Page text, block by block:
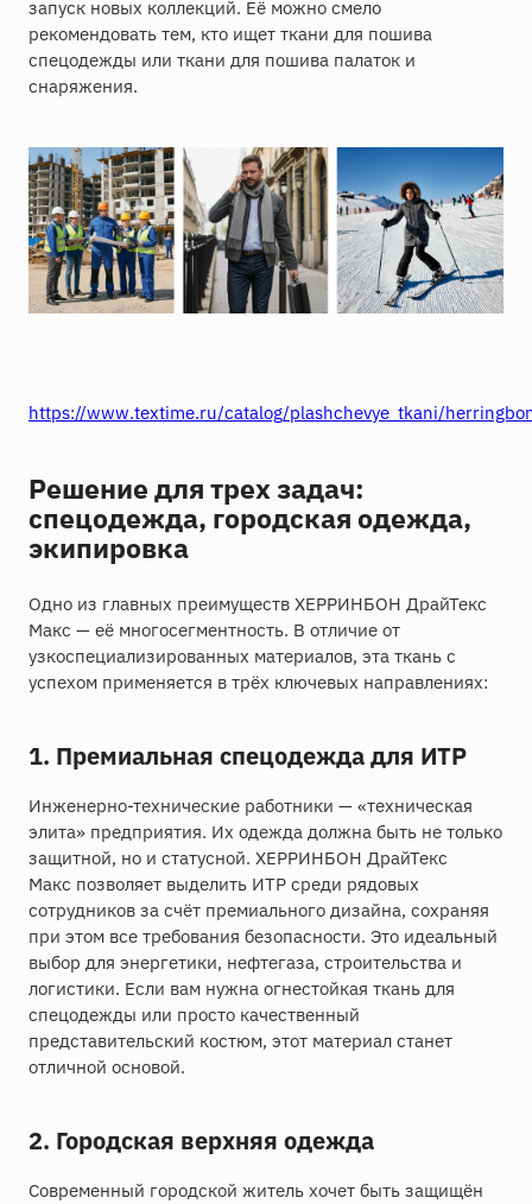
запуск новых коллекций. Её можно смело
рекомендовать тем, кто ищет ткани для пошива
спецодежды или ткани для пошива палаток и
снаряжения.
https://www.textime.ru/catalog/plashchevye_tkani/
Решение для трех задач:
спецодежда, городская одежда,
экипировка
Одно из главных преимуществ ХЕРРИНБОН ДрайТекс
Макс — её многосегментность. В отличие от
узкоспециализированных материалов, эта ткань с
успехом применяется в трёх ключевых направлениях:
1. Премиальная спецодежда для ИТР
Инженерно-технические работники — «техническая
элита» предприятия. Их одежда должна быть не только
защитной, но и статусной. ХЕРРИНБОН ДрайТекс
Макс позволяет выделить ИТР среди рядовых
сотрудников за счёт премиального дизайна, сохраняя
при этом все требования безопасности. Это идеальный
выбор для энергетики, нефтегаза, строительства и
логистики. Если вам нужна огнестойкая ткань для
спецодежды или просто качественный
представительский костюм, этот материал станет
отличной основой.
2. Городская верхняя одежда
Современный городской житель хочет быть защищён